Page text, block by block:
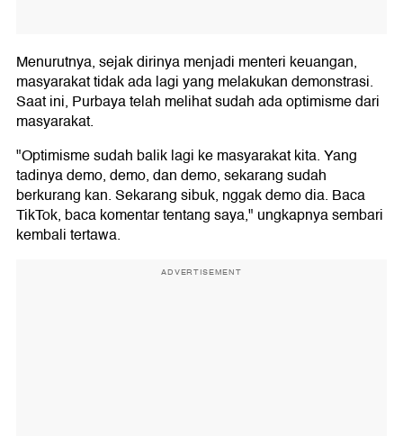
Menurutnya, sejak dirinya menjadi menteri keuangan,
masyarakat tidak ada lagi yang melakukan demonstrasi.
Saat ini, Purbaya telah melihat sudah ada optimisme dari
masyarakat.
"Optimisme sudah balik lagi ke masyarakat kita. Yang
tadinya demo, demo, dan demo, sekarang sudah
berkurang kan. Sekarang sibuk, nggak demo dia. Baca
TikTok, baca komentar tentang saya," ungkapnya sembari
kembali tertawa.
ADVERTISEMENT